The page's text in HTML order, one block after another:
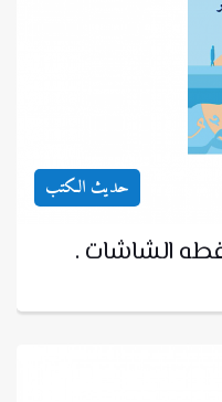
حديث الكتب
الشاشات .